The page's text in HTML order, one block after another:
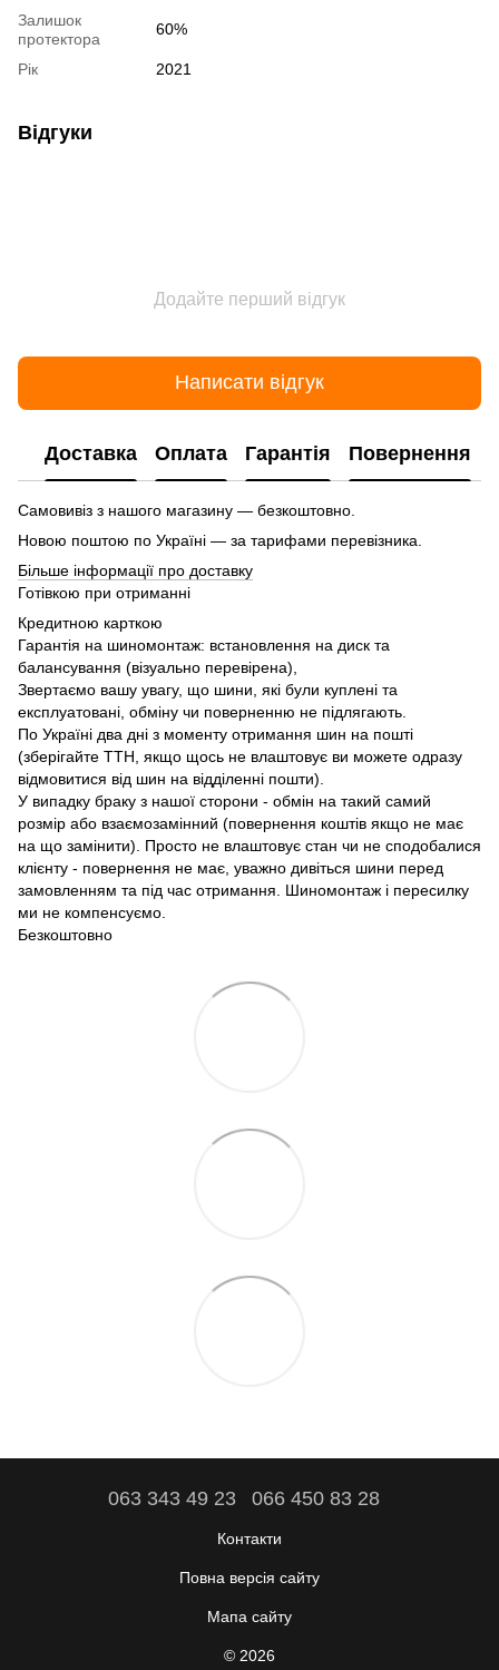
Залишок
протектора
60%
Рік 2021
Відгуки
Додайте перший відгук
Написати відгук
Доставка Оплата Гарантія Повернення
Самовивіз з нашого магазину — безкоштовно.
Новою поштою по Україні — за тарифами перевізника.
Більше інформації про доставку
Готівкою при отриманні
Кредитною карткою
Гарантія на шиномонтаж: встановлення на диск та
балансування (візуально перевірена),
Звертаємо вашу увагу, що шини, які були куплені та
експлуатовані, обміну чи поверненню не підлягають.
По Україні два дні з моменту отримання шин на пошті
(зберігайте ТТН, якщо щось не влаштовує ви можете одразу
відмовитися від шин на відділенні пошти).
У випадку браку з нашої сторони - обмін на такий самий
розмір або взаємозамінний (повернення коштів якщо не має
на що замінити). Просто не влаштовує стан чи не сподобалися
клієнту - повернення не має, уважно дивіться шини перед
замовленням та під час отримання. Шиномонтаж і пересилку
ми не компенсуємо.
Безкоштовно
063 343 49 23 066 450 83 28
Контакти
Повна версія сайту
Мапа сайту
© 2026